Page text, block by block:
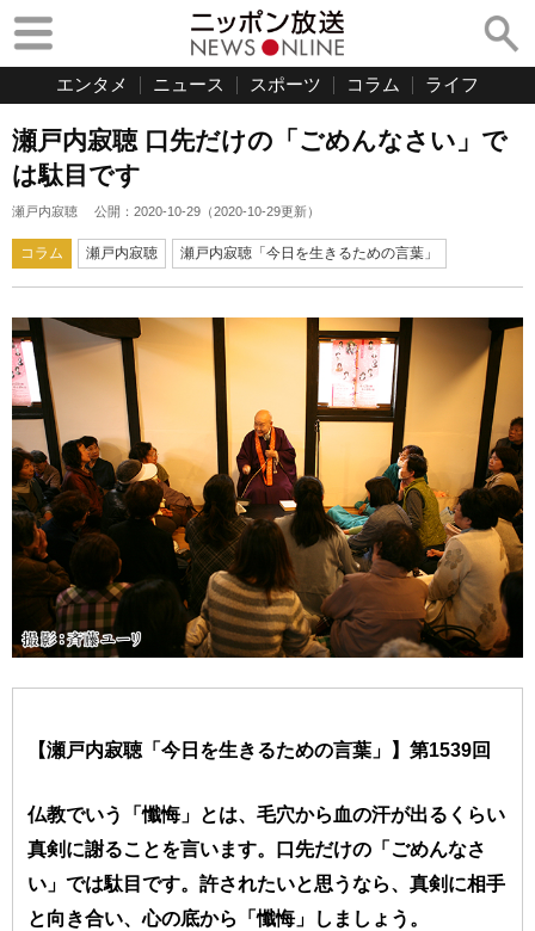
エンタメ ニュース スポーツ コラム ライフ
瀬戸内寂聴 口先だけの「ごめんなさい」で
は駄目です
瀬戸内寂聴 公開： 2020-10-29 （2020-10-29更新）
コラム 瀬戸内寂聴 瀬戸内寂聴「今日を生きるための言葉」
【瀬戸内寂聴「今日を生きるための言葉」】第1539回
仏教でいう「懺悔」とは、毛穴から血の汗が出るくらい
真剣に謝ることを言います。口先だけの「ごめんなさ
い」では駄目です。許されたいと思うなら、真剣に相手
と向き合い、心の底から「懺悔」しましょう。